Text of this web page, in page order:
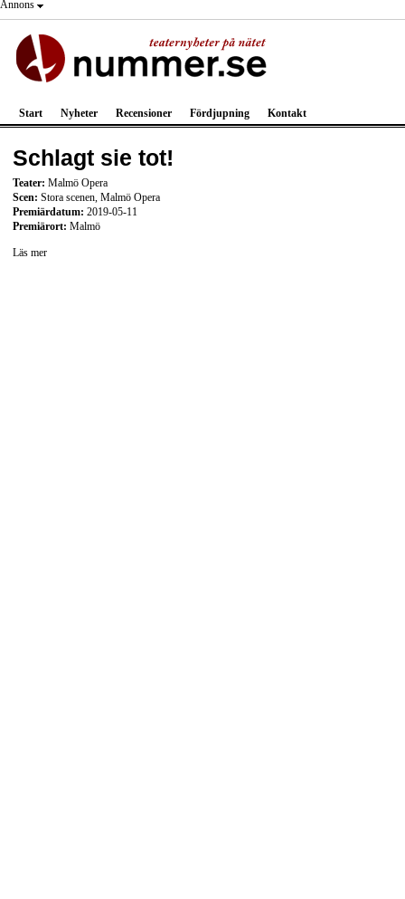
Annons
Start Nyheter Recensioner Fördjupning Kontakt
Schlagt sie tot!
Teater: Malmö Opera
Scen: Stora scenen, Malmö Opera
Premiärdatum: 2019-05-11
Premiärort: Malmö
Läs mer